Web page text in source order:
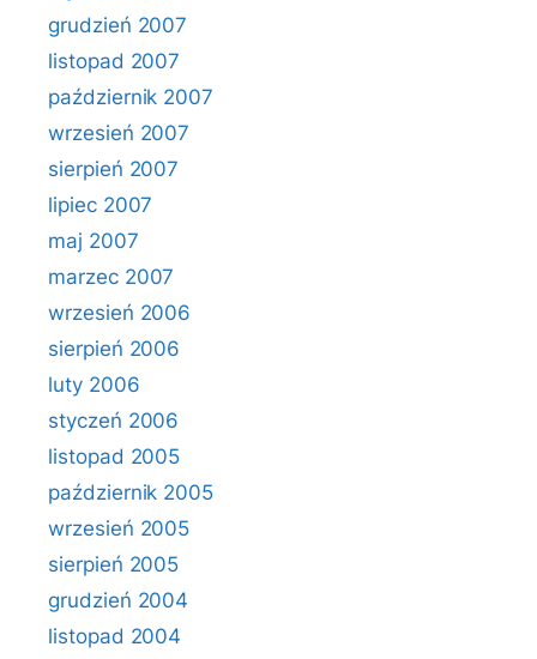
grudzień 2007
listopad 2007
październik 2007
wrzesień 2007
sierpień 2007
lipiec 2007
maj 2007
marzec 2007
wrzesień 2006
sierpień 2006
luty 2006
styczeń 2006
listopad 2005
październik 2005
wrzesień 2005
sierpień 2005
grudzień 2004
listopad 2004